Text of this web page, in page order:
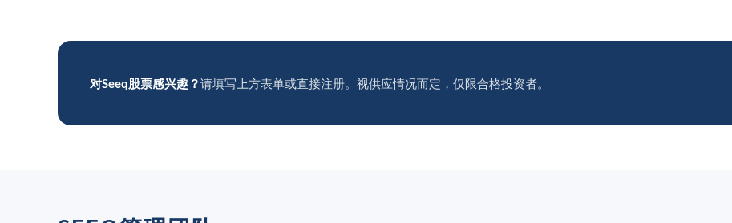
对Seeq股票感兴趣？请填写上方表单或直接注册。视供应情况而定，仅限合格投资者。